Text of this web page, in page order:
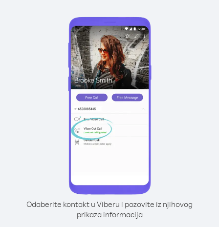
Odaberite kontakt u Viberu i pozovite iz njihovog
prikaza informacija